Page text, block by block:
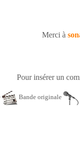
Merci à
Pour insérer un
Bande originale